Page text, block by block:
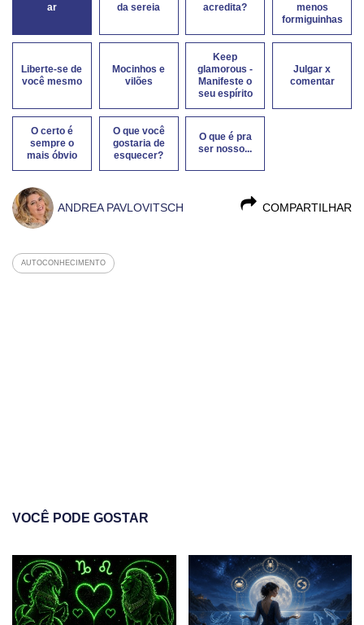
ar
da sereia
acredita?
menos
formiguinhas
Liberte-se de
você mesmo
Mocinhos e
vilões
Keep
glamorous -
Manifeste o
seu espírito
Julgar x
comentar
O certo é
sempre o
mais óbvio
O que você
gostaria de
esquecer?
O que é pra
ser nosso...
COMPARTILHAR
ANDREA PAVLOVITSCH
AUTOCONHECIMENTO
VOCÊ PODE GOSTAR